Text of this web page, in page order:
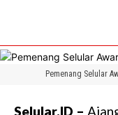
Pemenang Selular
Selular.ID –